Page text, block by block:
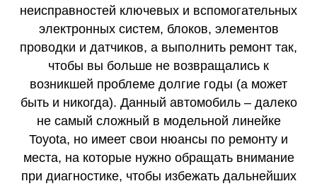
неисправностей ключевых и вспомогательных
электронных систем, блоков, элементов
проводки и датчиков, а выполнить ремонт так,
чтобы вы больше не возвращались к
возникшей проблеме долгие годы (а может
быть и никогда). Данный автомобиль – далеко
не самый сложный в модельной линейке
Toyota, но имеет свои нюансы по ремонту и
места, на которые нужно обращать внимание
при диагностике, чтобы избежать дальнейших